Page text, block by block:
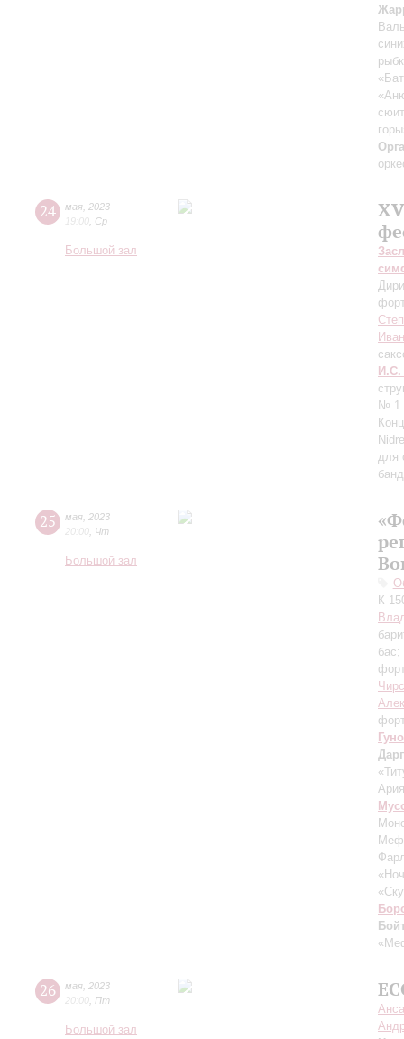
24 мая 2023
19:00 Ср
Большой зал
И.С.
№ 1
для
25 мая 2023
20:00 Чт
Большой зал
К
бас;
Гуно
26 мая 2023
20:00 Пт
Большой зал